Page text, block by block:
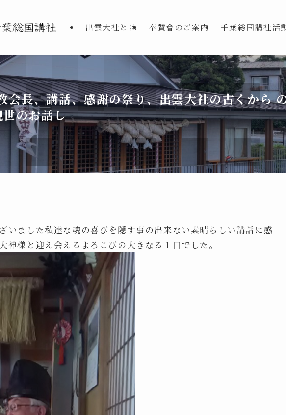
出雲大社とは 奉賛會のご案内 千葉総国講社活
会長、講話、感謝の祭り、出雲大社の古くから
のお話し
いました私達な魂の喜びを隠す事の出来ない素晴らしい講話に感
神様と迎え会えるよろこびの大きなる１日でした。